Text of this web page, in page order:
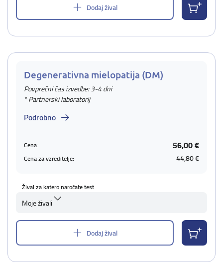
Dodaj žival
Degenerativna mielopatija (DM)
Povprečni čas izvedbe: 3-4 dni
* Partnerski laboratorij
Podrobno
Cena: 56,00 €
Cena za vzreditelje: 44,80 €
Žival za katero naročate test
Moje živali
Dodaj žival